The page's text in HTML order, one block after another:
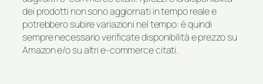
dei prodotti non sono aggiornati in tempo reale e
potrebbero subire variazioni nel tempo: è quindi
sempre necessario verificate disponibilità e prezzo su
Amazon e/o su altri e-commerce citati.